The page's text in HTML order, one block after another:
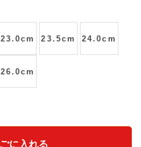
23.0cm 23.5cm 24.0cm
26.0cm